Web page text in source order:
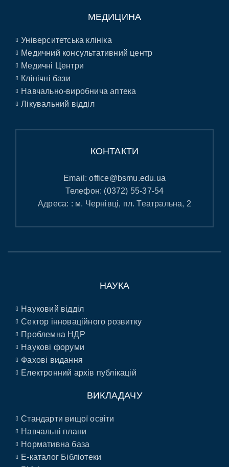
МЕДИЦИНА
Університетська клініка
Медичний консультативний центр
Медичні Центри
Клінічні бази
Навчально-виробнича аптека
Лікувальний відділ
КОНТАКТИ
Email:office@bsmu.edu.ua
Телефон: (0372) 55-37-54
Адреса: : м. Чернівці, пл. Театральна, 2
НАУКА
Науковий відділ
Сектор інноваційного розвитку
Проблемна НДР
Наукові форуми
Фахові видання
Електронний архів публікацій
ВИКЛАДАЧУ
Стандарти вищої освіти
Навчальні плани
Нормативна база
E-каталог Бібліотеки